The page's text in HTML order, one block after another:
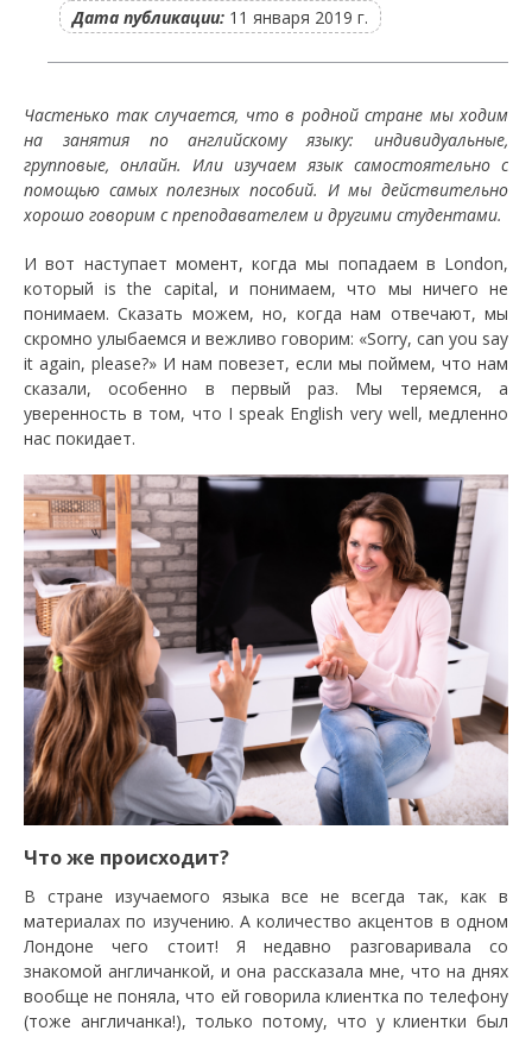
Дата публикации: 11 января 2019 г.
Частенько так случается, что в родной стране мы ходим
на занятия по английскому языку: индивидуальные,
групповые, онлайн. Или изучаем язык самостоятельно с
помощью самых полезных пособий. И мы действительно
хорошо говорим с преподавателем и другими студентами.
И вот наступает момент, когда мы попадаем в London,
который is the capital, и понимаем, что мы ничего не
понимаем. Сказать можем, но, когда нам отвечают, мы
скромно улыбаемся и вежливо говорим: «Sorry, can you say
it again, please?» И нам повезет, если мы поймем, что нам
сказали, особенно в первый раз. Мы теряемся, а
уверенность в том, что I speak English very well, медленно
нас покидает.
Что же происходит?
В стране изучаемого языка все не всегда так, как в
материалах по изучению. А количество акцентов в одном
Лондоне чего стоит! Я недавно разговаривала со
знакомой англичанкой, и она рассказала мне, что на днях
вообще не поняла, что ей говорила клиентка по телефону
(тоже англичанка!), только потому, что у клиентки был